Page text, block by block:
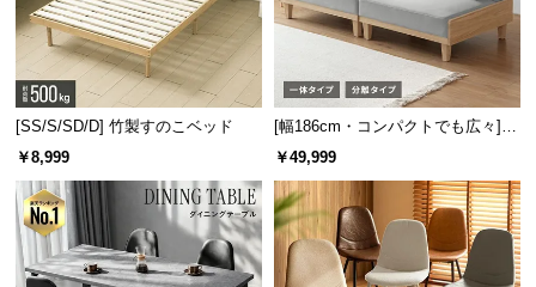
せ
ブ
ロ
企
業
素材 高密度ポリエチレン
UV防止材で色褪せを防止
[SS/S/SD/D] 竹製すのこベッド
￥8,999
[幅186cm・コンパクトでも広々] 3
人掛けソファベッド リクライニン
￥49,999